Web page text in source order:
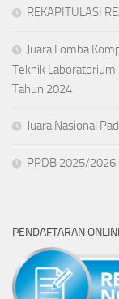
REKAPITULASI
Juara Lomba
Teknik Laboratorium
Tahun 2024
Juara Nasional
PPDB 2025/2026
PENDAFTARAN